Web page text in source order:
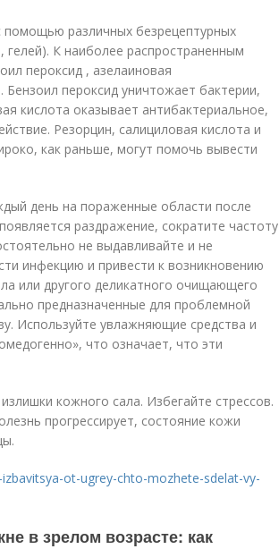
различных безрецептурных
К наиболее распространенным
пероксид , азелаиновая
Бензоил пероксид уничтожает бактерии,
кислота оказывает антибактериальное,
Резорцин, салициловая кислота и
как раньше, могут помочь вывести
день на пораженные области после
раздражение, сократите частоту
не выдавливайте и не
инфекцию и привести к возникновению
или другого деликатного очищающего
предназначенные для проблемной
Используйте увлажняющие средства и
что означает, что эти
кожного сала. Избегайте стрессов.
прогрессирует, состояние кожи
ot-ugrey-chto-mozhete-sdelat-vy-
в зрелом возрасте: как